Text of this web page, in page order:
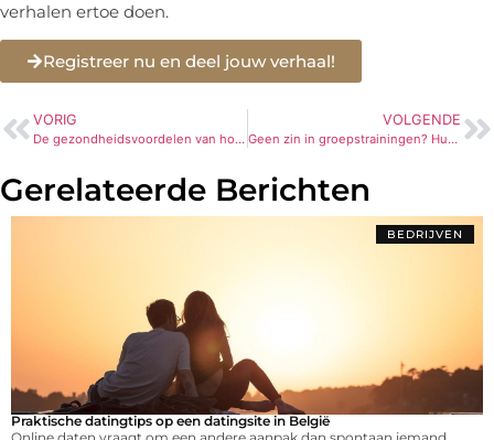
verhalen ertoe doen.
Registreer nu en deel jouw verhaal!
VORIG
De gezondheidsvoordelen van horren
VOLGENDE
Geen zin in groepstrainingen? Huur dan een personal trainer!
Gerelateerde Berichten
BEDRIJVEN
Praktische datingtips op een datingsite in België